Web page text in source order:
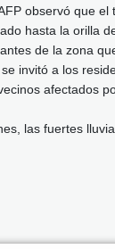
observó que el
hasta la orilla
de la zona
invitó a los
afectados
las fuertes